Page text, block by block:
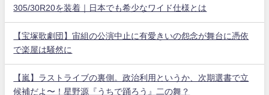
305/30R20を装着｜日本でも希少なワイド仕様とは
【宝塚歌劇団】宙組の公演中止に有愛きいの怨念が舞台に憑依
で楽屋は騒然に
【嵐】ラストライブの裏側。政治利用というか、次期選書で立
候補だよ〜！星野源『うちで踊ろう』二の舞？